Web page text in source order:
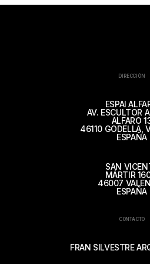
DIRECCIÓN
ESPAI
AV. ESCULTOR
ALFARO
46110 GODELLA,
ESPAÑA
SAN
MÁRTIR
46007
ESPAÑA
CONTACTO
FRAN SILVESTRE